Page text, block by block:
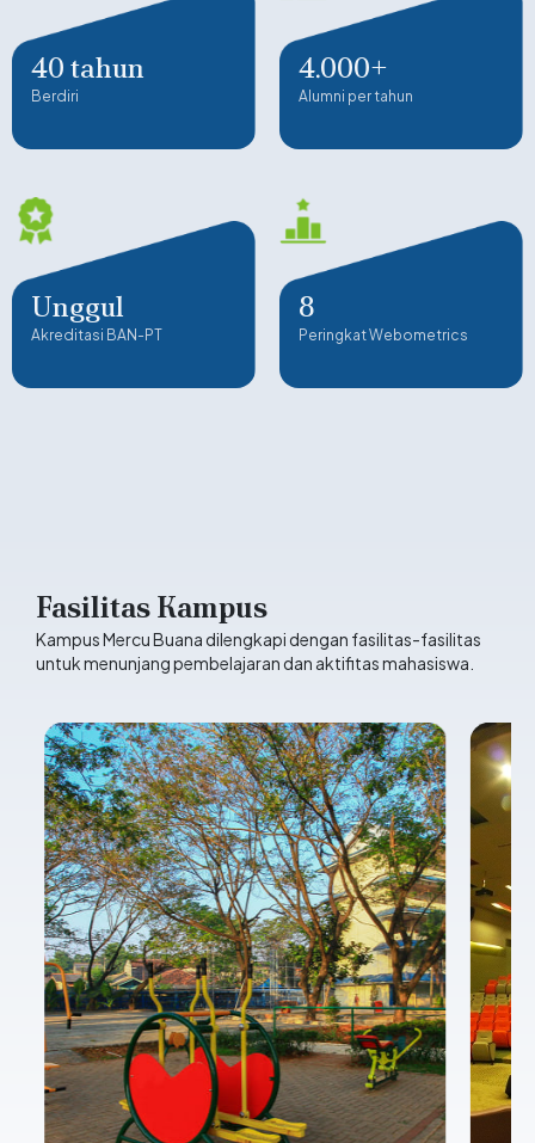
40 tahun
Berdiri
4.000+
Alumni per tahun
Unggul
Akreditasi BAN-PT
8
Peringkat Webometrics
Fasilitas Kampus
Kampus Mercu Buana dilengkapi dengan fasilitas-fasilitas
untuk menunjang pembelajaran dan aktifitas mahasiswa.